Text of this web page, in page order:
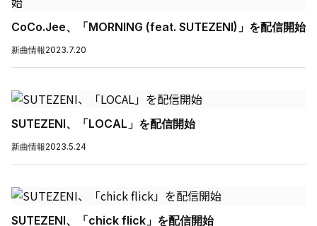
CoCo.Jee、「MORNING (feat. SUTEZENI)」を配信開始
新曲情報2023.7.20
SUTEZENI、「LOCAL」を配信開始
新曲情報2023.5.24
SUTEZENI、「chick flick」を配信開始